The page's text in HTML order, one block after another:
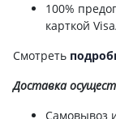
100%
карткой
Смотреть
Доставка
Самовывоз